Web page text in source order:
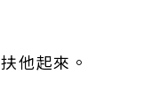
他起來。